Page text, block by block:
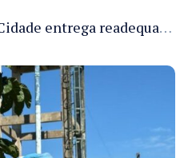
Governador Roberto Cidade entrega readequação do ambulatório da FCecon e amplia capacidade de atendimento oncológico em Manaus